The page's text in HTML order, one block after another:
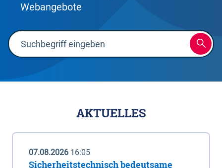
Webangebote
AKTUELLES
07.08.2026 16:05
Sicherheitstechnisch bedeutsame